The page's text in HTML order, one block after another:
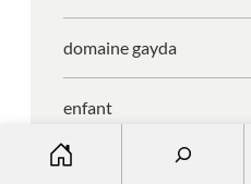
domaine gayda
enfant
entreprise